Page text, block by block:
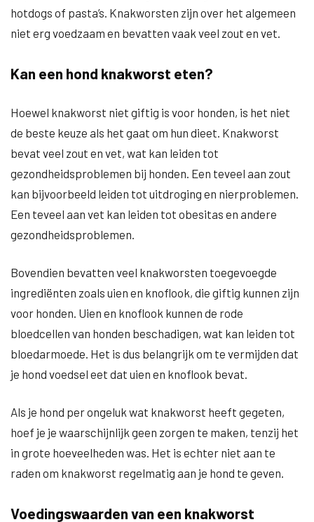
hotdogs of pasta’s. Knakworsten zijn over het algemeen
niet erg voedzaam en bevatten vaak veel zout en vet.
Kan een hond knakworst eten?
Hoewel knakworst niet giftig is voor honden, is het niet
de beste keuze als het gaat om hun dieet. Knakworst
bevat veel zout en vet, wat kan leiden tot
gezondheidsproblemen bij honden. Een teveel aan zout
kan bijvoorbeeld leiden tot uitdroging en nierproblemen.
Een teveel aan vet kan leiden tot obesitas en andere
gezondheidsproblemen.
Bovendien bevatten veel knakworsten toegevoegde
ingrediënten zoals uien en knoflook, die giftig kunnen zijn
voor honden. Uien en knoflook kunnen de rode
bloedcellen van honden beschadigen, wat kan leiden tot
bloedarmoede. Het is dus belangrijk om te vermijden dat
je hond voedsel eet dat uien en knoflook bevat.
Als je hond per ongeluk wat knakworst heeft gegeten,
hoef je je waarschijnlijk geen zorgen te maken, tenzij het
in grote hoeveelheden was. Het is echter niet aan te
raden om knakworst regelmatig aan je hond te geven.
Voedingswaarden van een knakworst